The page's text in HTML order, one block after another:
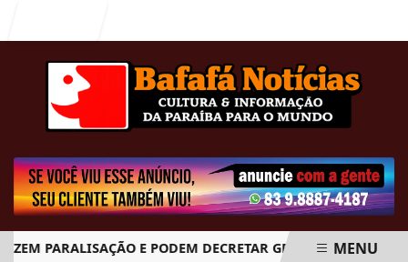
PARALISAÇÃO E PODEM DECRETAR GREVE GERAL A
MENU